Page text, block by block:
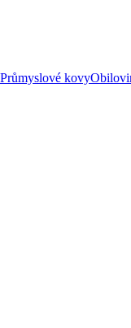
Průmyslové kovy